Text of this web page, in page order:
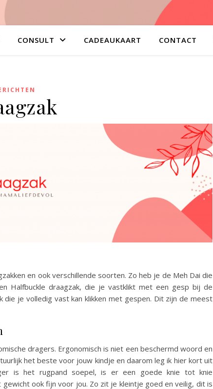
CONSULT CADEAUKAART CONTACT
en ook verschillende soorten. Zo heb je de Meh Dai die
Halfbuckle draagzak, die je vastklikt met een gesp bij de
die je volledig vast kan klikken met gespen. Dit zijn de meest
dragers. Ergonomisch is niet een beschermd woord en
het beste voor jouw kindje en daarom leg ik hier kort uit
is het rugpand soepel, is er een goede knie tot knie
ook fijn voor jou. Zo zit je kleintje goed en veilig, dit is